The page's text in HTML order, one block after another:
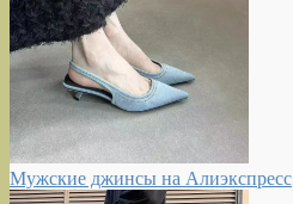
Мужские джинсы на Алиэкспресс